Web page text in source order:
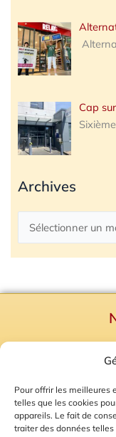
Pour offrir les meilleures
telles que les cookies
appareils. Le fait de
traiter des données
Cap
Archives
Mentions